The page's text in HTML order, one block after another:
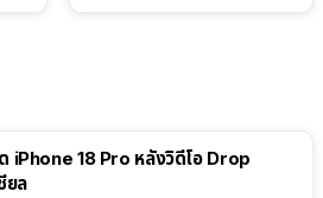
iPhone 18 Pro หลังวิดีโอ Drop
ยล